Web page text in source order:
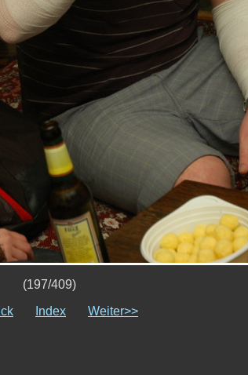
(197/409)
Index Weiter>>